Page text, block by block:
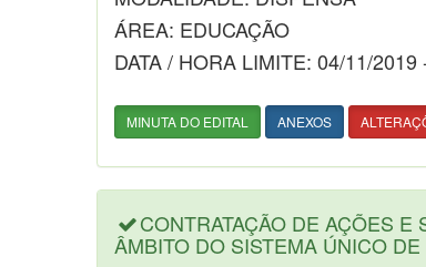
ÁREA: EDUCAÇÃO
DATA / HORA LIMITE: 04/11/
MINUTA DO EDITAL ANEXOS
CONTRATAÇÃO DE AÇÕES
ÂMBITO DO SISTEMA ÚNICO